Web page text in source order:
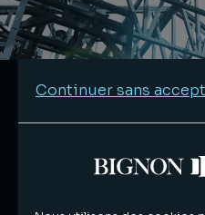
Continuer sans